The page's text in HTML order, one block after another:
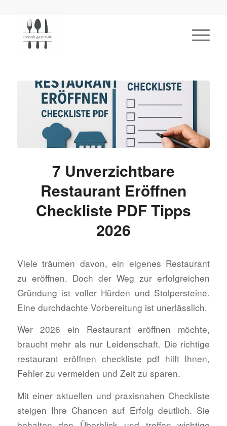
7 Unverzichtbare
Restaurant Eröffnen
Checkliste PDF Tipps
2026
Viele träumen davon, ein eigenes Restaurant
zu eröffnen. Doch der Weg zur erfolgreichen
Gründung ist voller Hürden und Stolpersteine.
Eine durchdachte Vorbereitung ist unerlässlich.
Wer 2026 ein Restaurant eröffnen möchte,
braucht mehr als nur Leidenschaft. Die richtige
restaurant eröffnen checkliste pdf hilft Ihnen,
Fehler zu vermeiden und Zeit zu sparen.
Mit einer aktuellen und praxisnahen Checkliste
steigen Ihre Chancen auf Erfolg deutlich. Sie